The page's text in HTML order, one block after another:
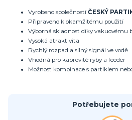
Vyrobeno společností ČESKÝ
Připraveno k okamžitému použití
Výborná skladnost díky vakuovému
Vysoká atraktivita
Rychlý rozpad a silný signál ve vodě
Vhodná pro kaprovité ryby a feeder
Možnost kombinace s partiklem
Potřebujete